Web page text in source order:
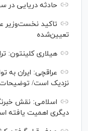
حادثه دریایی در
تاکید نخست‌وزیر
تعیین‌شده
هیلاری کلینتون:
عراقچی: ایران به
نزدیک است/ توضیحات
اسلامی: نقش
دیگری اهمیت یافته